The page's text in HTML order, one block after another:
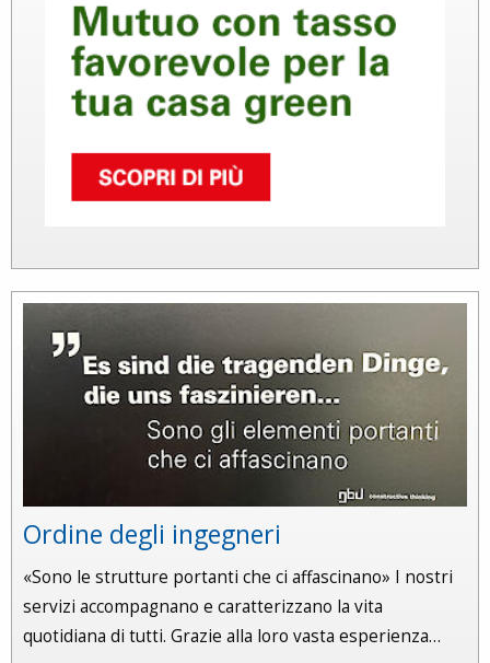
Ordine degli ingegneri
«Sono le strutture portanti che ci affascinano» I nostri
servizi accompagnano e caratterizzano la vita
quotidiana di tutti. Grazie alla loro vasta esperienza…